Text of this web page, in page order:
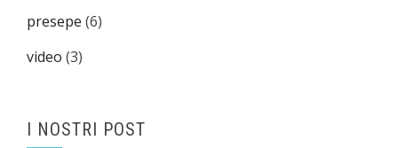
presepe (6)
video (3)
I NOSTRI POST